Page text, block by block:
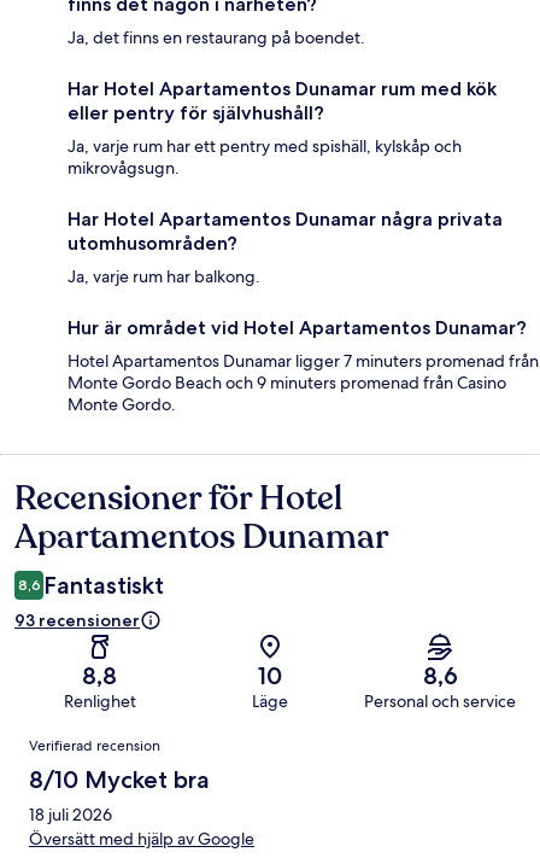
Ja, det finns en restaurang på boendet.
Har Hotel Apartamentos Dunamar rum med kök
eller pentry för självhushåll?
Ja, varje rum har ett pentry med spishäll, kylskåp och
mikrovågsugn.
Har Hotel Apartamentos Dunamar några privata
utomhusområden?
Ja, varje rum har balkong.
Hur är området vid Hotel Apartamentos Dunamar?
Hotel Apartamentos Dunamar ligger 7 minuters promenad från
Monte Gordo Beach och 9 minuters promenad från Casino
Monte Gordo.
Recensioner
Recensioner för Hotel
Apartamentos Dunamar
8,6 Fantastiskt
93 recensioner
8,8
Renlighet
10
Läge
8,6
Personal och service
Recensioner
Verifierad recension
8/10 Mycket bra
18 juli 2026
Översätt med hjälp av Google